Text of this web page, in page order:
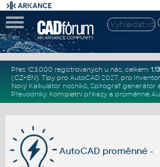
Přes 123.000 registrovaných u nás, celkem
(CZ+EN). Tipy pro AutoCAD 2027, pro
Nový Kalkulátor nosníků, Spirograf generátor
Převodníky. Kompletní příkazya proměnné
AutoCAD proměnné -